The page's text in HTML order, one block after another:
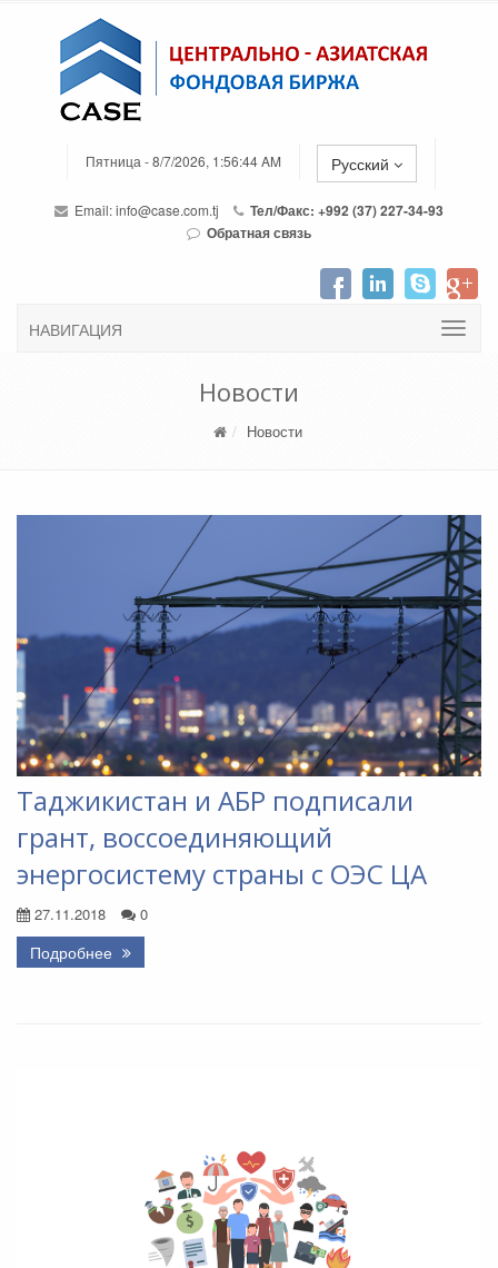
Пятница - 8/7/2026, 1:56:44 AM Русский
Email:info@case.com.tj
Тел/Факс: +992 (37) 227-34-93
Обратная связь
НАВИГАЦИЯ
Новости
Новости
Таджикистан и АБР подписали
грант, воссоединяющий
энергосистему страны с ОЭС ЦА
27.11.2018 0
Подробнее